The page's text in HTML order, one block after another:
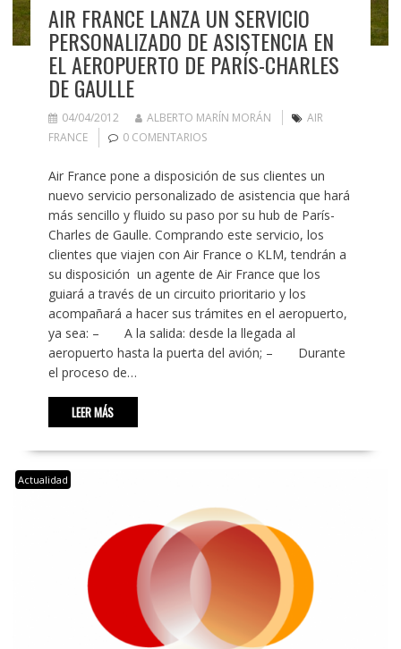
AIR FRANCE LANZA UN SERVICIO
PERSONALIZADO DE ASISTENCIA EN
EL AEROPUERTO DE PARÍS-CHARLES
DE GAULLE
04/04/2012 ALBERTO MARÍN MORÁN
AIR
FRANCE
0 COMENTARIOS
Air France pone a disposición de sus clientes un
nuevo servicio personalizado de asistencia que hará
más sencillo y fluido su paso por su hub de París-
Charles de Gaulle. Comprando este servicio, los
clientes que viajen con Air France o KLM, tendrán a
su disposición un agente de Air France que los
guiará a través de un circuito prioritario y los
acompañará a hacer sus trámites en el aeropuerto,
ya sea: – A la salida: desde la llegada al
aeropuerto hasta la puerta del avión; – Durante
el proceso de…
LEER MÁS
Actualidad